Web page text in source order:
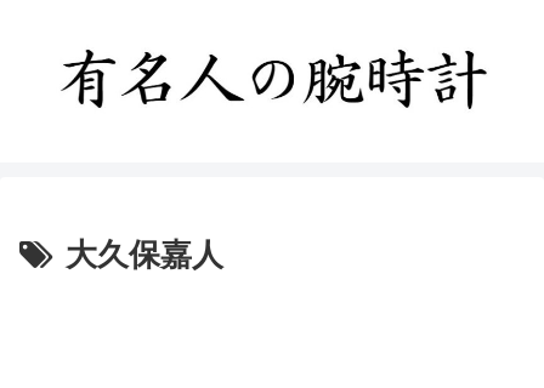
大久保嘉人